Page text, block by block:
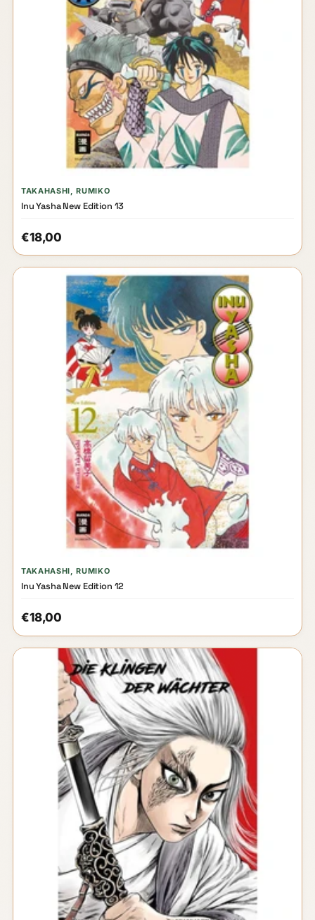
TAKAHASHI, RUMIKO
Inu Yasha New Edition 13
€18,00
TAKAHASHI, RUMIKO
Inu Yasha New Edition 12
€18,00